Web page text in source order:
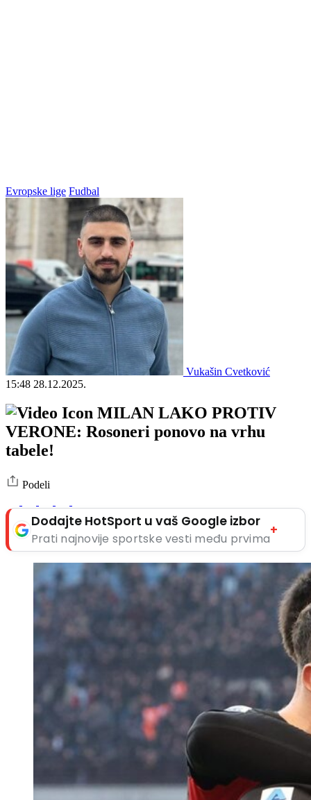
Evropske lige Fudbal
Vukašin Cvetković
15:48 28.12.2025.
MILAN LAKO PROTIV
VERONE: Rosoneri ponovo na vrhu
tabele!
Podeli
Dodajte HotSport u vaš Google izbor
Prati najnovije sportske vesti među prvima
+